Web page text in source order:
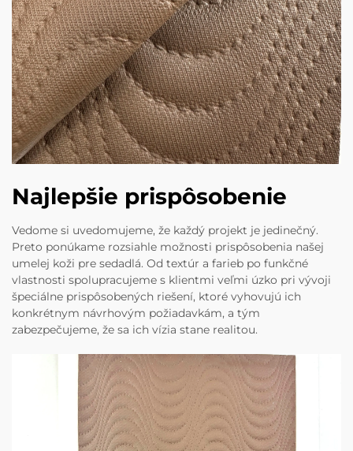
Najlepšie prispôsobenie
Vedome si uvedomujeme, že každý projekt je jedinečný.
Preto ponúkame rozsiahle možnosti prispôsobenia našej
umelej koži pre sedadlá. Od textúr a farieb po funkčné
vlastnosti spolupracujeme s klientmi veľmi úzko pri vývoji
špeciálne prispôsobených riešení, ktoré vyhovujú ich
konkrétnym návrhovým požiadavkám, a tým
zabezpečujeme, že sa ich vízia stane realitou.